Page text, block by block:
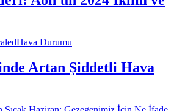
Hava Durumu
Artan Şiddetli Hava